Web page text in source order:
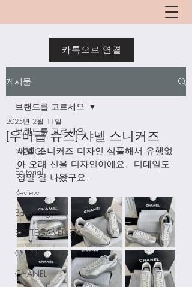
카톡으로 연결
게시물
브랜드를 고르세요
NOTICE
Editorial
Review
Balenciaga
BOTTEGA VENETA
CELINE
CHANEL
브랜드를 고르세요
[우버급 슈즈] 샤넬 스니커즈
2025년 2월 11일
샤넬 스니커즈 디자인 심플해서 유행없
아 오래 신을 디자인이에요.  디테일도
정말 잘 나왔구요.